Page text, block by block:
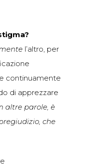
l’altro, per
continuamente
di apprezzare
altre parole, è
che